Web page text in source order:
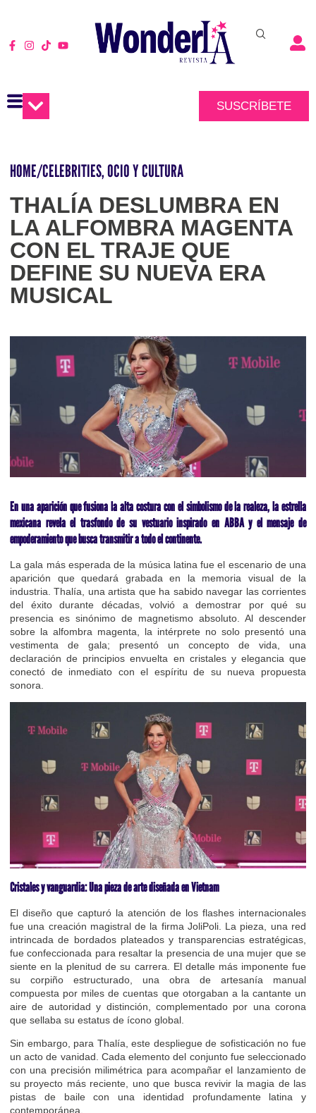
SUSCRÍBETE
HOME/CELEBRITIES,OCIO Y CULTURA
THALÍA DESLUMBRA EN
LA ALFOMBRA MAGENTA
CON EL TRAJE QUE
DEFINE SU NUEVA ERA
MUSICAL
En una aparición que fusiona la alta costura con el simbolismo de la realeza, la estrella
mexicana revela el trasfondo de su vestuario inspirado en ABBA y el mensaje de
empoderamiento que busca transmitir a todo el continente.
La gala más esperada de la música latina fue el escenario de una
aparición que quedará grabada en la memoria visual de la
industria. Thalía, una artista que ha sabido navegar las corrientes
del éxito durante décadas, volvió a demostrar por qué su
presencia es sinónimo de magnetismo absoluto. Al descender
sobre la alfombra magenta, la intérprete no solo presentó una
vestimenta de gala; presentó un concepto de vida, una
declaración de principios envuelta en cristales y elegancia que
conectó de inmediato con el espíritu de su nueva propuesta
sonora.
Cristales y vanguardia: Una pieza de arte diseñada en Vietnam
El diseño que capturó la atención de los flashes internacionales
fue una creación magistral de la firma JoliPoli. La pieza, una red
intrincada de bordados plateados y transparencias estratégicas,
fue confeccionada para resaltar la presencia de una mujer que se
siente en la plenitud de su carrera. El detalle más imponente fue
su corpiño estructurado, una obra de artesanía manual
compuesta por miles de cuentas que otorgaban a la cantante un
aire de autoridad y distinción, complementado por una corona
que sellaba su estatus de ícono global.
Sin embargo, para Thalía, este despliegue de sofisticación no fue
un acto de vanidad. Cada elemento del conjunto fue seleccionado
con una precisión milimétrica para acompañar el lanzamiento de
su proyecto más reciente, uno que busca revivir la magia de las
pistas de baile con una identidad profundamente latina y
contemporánea.